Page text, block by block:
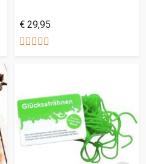
€ 29,95